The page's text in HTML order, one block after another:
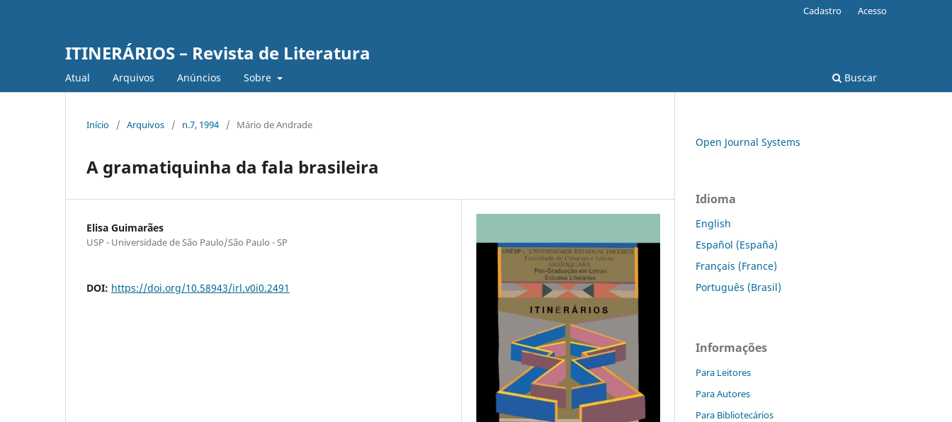
ITINERÁRIOS – Revista de Literatura
Atual Arquivos Anúncios Sobre Buscar
Cadastro Acesso
Início / Arquivos / n.7, 1994 / Mário de Andrade
A gramatiquinha da fala brasileira
Elisa Guimarães
USP - Universidade de São Paulo/São Paulo - SP
DOI: https://doi.org/10.58943/irl.v0i0.2491
Open Journal Systems
Idioma
English
Español (España)
Français (France)
Português (Brasil)
Informações
Para Leitores
Para Autores
Para Bibliotecários